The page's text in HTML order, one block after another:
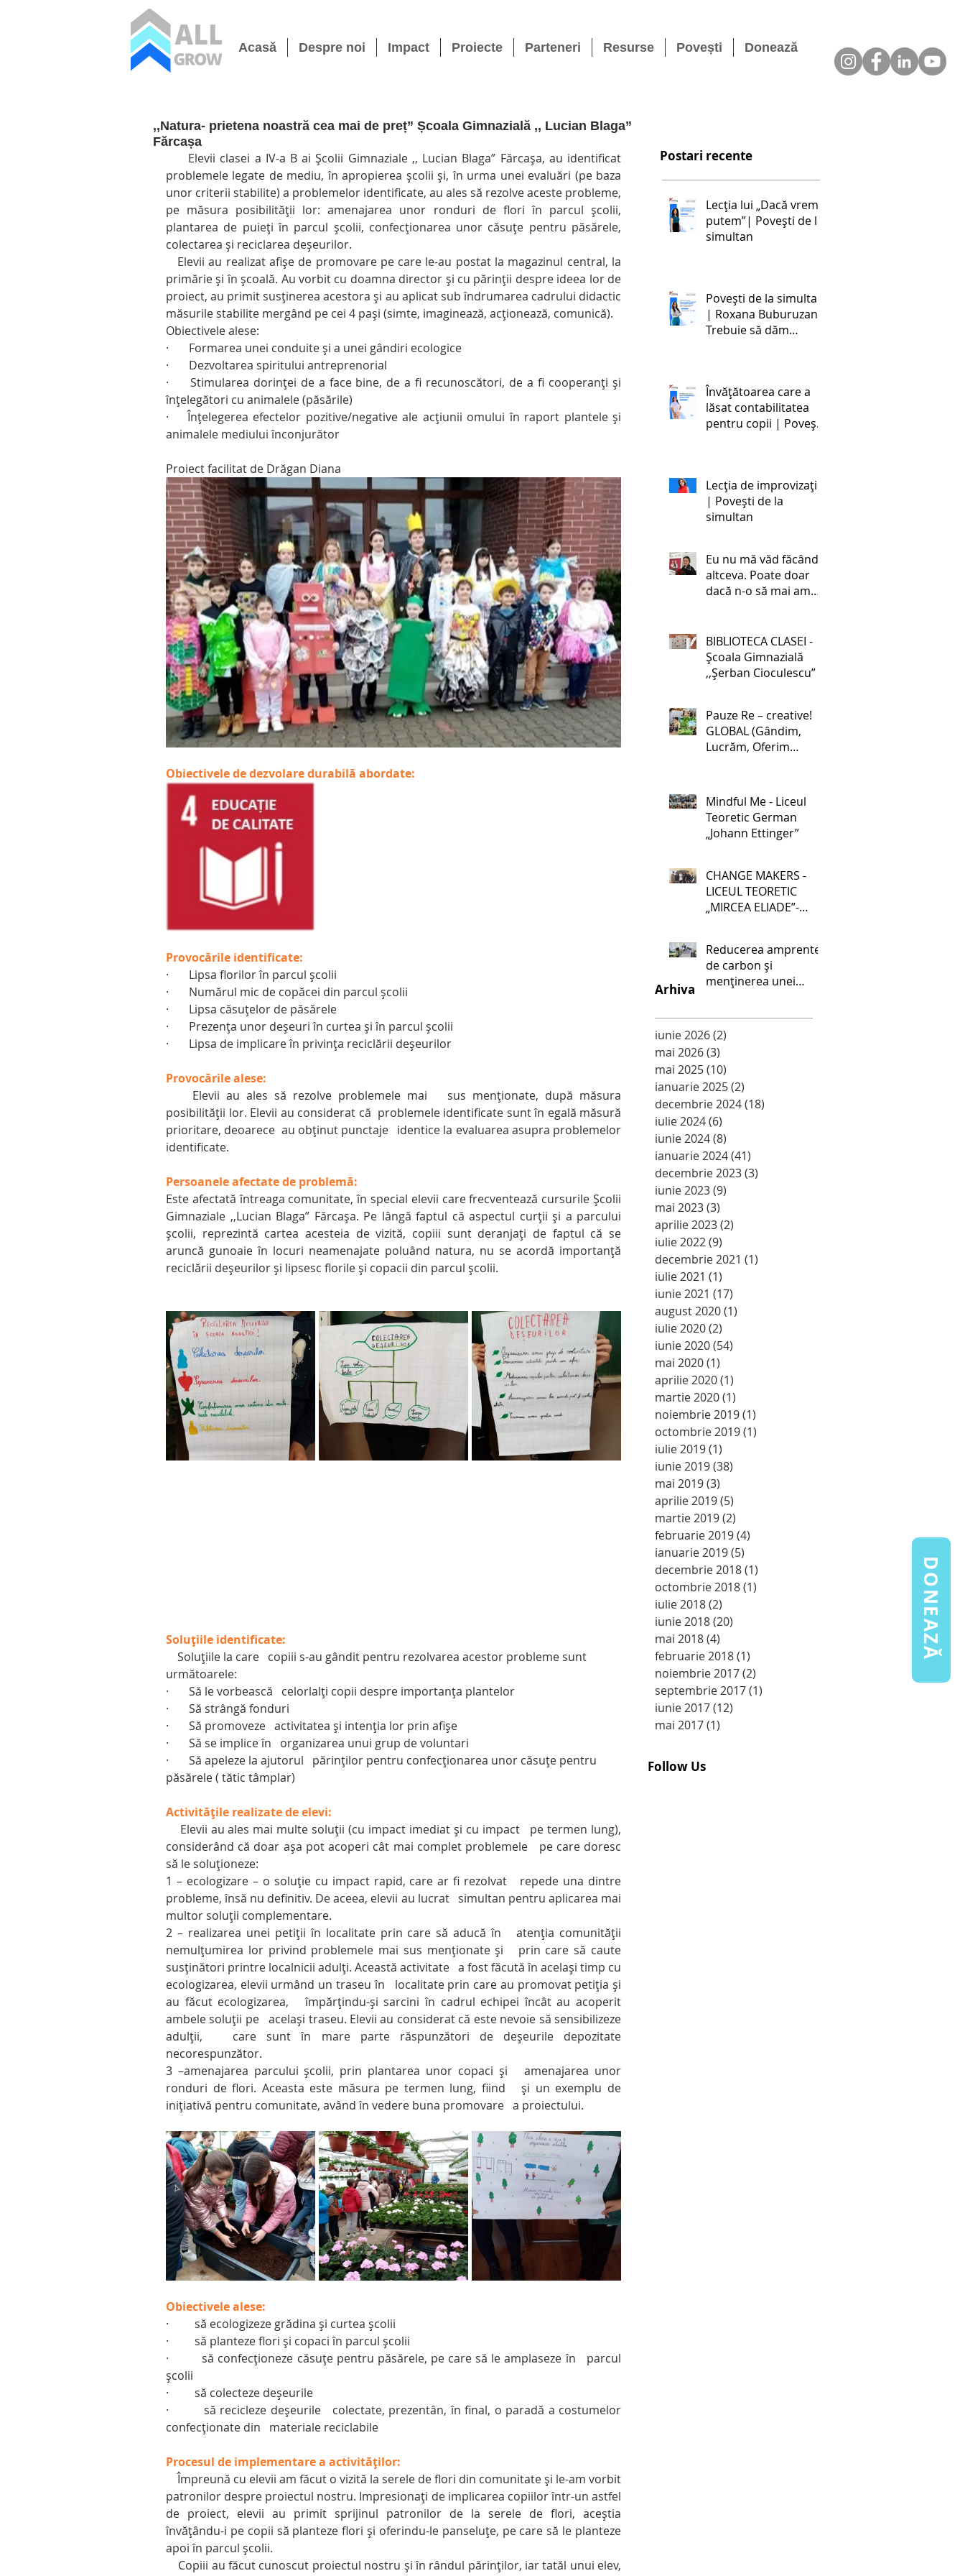
Acasă Despre noi Impact Proiecte Parteneri Resurse Povești Donează
DONEAZĂ
,,Natura- prietena noastră cea mai de preț” Școala Gimnazială ,, Lucian Blaga”
Fărcașa
problemele legate de mediu, în apropierea școlii și, în urma unei evaluări (pe baza
unor criterii stabilite) a problemelor identificate, au ales să rezolve aceste probleme,
pe măsura posibilității lor: amenajarea unor ronduri de flori în parcul școlii,
plantarea de puieți în parcul școlii, confecționarea unor căsuțe pentru păsărele,
colectarea și reciclarea deșeurilor.
primărie și în școală. Au vorbit cu doamna director și cu părinții despre ideea lor de
proiect, au primit susținerea acestora și au aplicat sub îndrumarea cadrului didactic
măsurile stabilite mergând pe cei 4 pași (simte, imaginează, acționează, comunică).
Obiectivele alese:
·       Formarea unei conduite şi a unei gândiri ecologice
·       Dezvoltarea spiritului antreprenorial
·     Stimularea dorinței de a face bine, de a fi recunoscători, de a fi cooperanți și
înțelegători cu animalele (păsările)
·    Înțelegerea efectelor pozitive/negative ale acțiunii omului în raport plantele și
animalele mediului înconjurător
Proiect facilitat de Drăgan Diana
Obiectivele de dezvolare durabilă abordate:
Provocările identificate:
·       Lipsa florilor în parcul școlii
·       Numărul mic de copăcei din parcul școlii
·       Lipsa căsuțelor de păsărele
·       Prezența unor deșeuri în curtea și în parcul școlii
·       Lipsa de implicare în privința reciclării deșeurilor
Provocările alese:
posibilității lor. Elevii au considerat că  problemele identificate sunt în egală măsură
prioritare, deoarece  au obținut punctaje   identice la evaluarea asupra problemelor
identificate.
Persoanele afectate de problemă:
Este afectată întreaga comunitate, în special elevii care frecventează cursurile Școlii
Gimnaziale ,,Lucian Blaga” Fărcașa. Pe lângă faptul că aspectul curții și a parcului
școlii, reprezintă cartea acesteia de vizită, copiii sunt deranjați de faptul că se
aruncă gunoaie în locuri neamenajate poluând natura, nu se acordă importanță
reciclării deșeurilor și lipsesc florile și copacii din parcul școlii.
Soluțiile identificate:
următoarele:
·       Să le vorbească   celorlalți copii despre importanța plantelor
·       Să strângă fonduri
·       Să promoveze   activitatea și intenția lor prin afișe
·       Să se implice în   organizarea unui grup de voluntari
·       Să apeleze la ajutorul   părinților pentru confecționarea unor căsuțe pentru
păsărele ( tătic tâmplar)
Activitățile realizate de elevi:
Elevii au ales mai multe soluții (cu impact imediat și cu impact   pe termen lung),
considerând că doar așa pot acoperi cât mai complet problemele   pe care doresc
să le soluționeze:
1 – ecologizare – o soluție cu impact rapid, care ar fi rezolvat   repede una dintre
probleme, însă nu definitiv. De aceea, elevii au lucrat   simultan pentru aplicarea mai
multor soluții complementare.
2 – realizarea unei petiții în localitate prin care să aducă în   atenția comunității
nemulțumirea lor privind problemele mai sus menționate și   prin care să caute
susținători printre localnicii adulți. Această activitate   a fost făcută în același timp cu
ecologizarea, elevii urmând un traseu în   localitate prin care au promovat petiția și
au făcut ecologizarea,   împărțindu-și sarcini în cadrul echipei încât au acoperit
ambele soluții pe   același traseu. Elevii au considerat că este nevoie să sensibilizeze
adulții,   care sunt în mare parte răspunzători de deșeurile depozitate
necorespunzător.
3 –amenajarea parcului școlii, prin plantarea unor copaci și   amenajarea unor
ronduri de flori. Aceasta este măsura pe termen lung, fiind   și un exemplu de
inițiativă pentru comunitate, având în vedere buna promovare   a proiectului.
Obiectivele alese:
·         să ecologizeze grădina și curtea școlii
·         să planteze flori și copaci în parcul școlii
·         să confecționeze căsuțe pentru păsărele, pe care să le amplaseze în   parcul
școlii
·         să colecteze deșeurile
·         să recicleze deșeurile   colectate, prezentân, în final, o paradă a costumelor
confecționate din   materiale reciclabile
Procesul de implementare a activităților:
    Împreună cu elevii am făcut o vizită la serele de flori din comunitate și le-am vorbit
patronilor despre proiectul nostru. Impresionați de implicarea copiilor într-un astfel
de proiect, elevii au primit sprijinul patronilor de la serele de flori, aceștia
învățându-i pe copii să planteze flori și oferindu-le panseluțe, pe care să le planteze
apoi în parcul școlii.
Postari recente
Lecția lui „Dacă vrem,
putem”| Povești de la
simultan
Povești de la simultan
| Roxana Buburuzan:
Trebuie să dăm
ceea ce este foarte
greu în zilele noastre,
cu toate schimbările.
Învățătoarea care a
lăsat contabilitatea
pentru copii | Povești
Lecția de improvizație
| Povești de la
simultan
Eu nu mă văd făcând
altceva. Poate doar
dacă n-o să mai am
simultan
BIBLIOTECA CLASEI -
Școala Gimnazială
,,Șerban Cioculescu”
Pauze Re – creative!
GLOBAL (Gândim,
Lucrăm, Oferim
pentru schimbare) -
Școala Gimnazială nr.
1 Lehliu-Gară
Mindful Me - Liceul
Teoretic German
„Johann Ettinger”
CHANGE MAKERS -
LICEUL TEORETIC
„MIRCEA ELIADE”-
Reducerea amprentei
de carbon și
menținerea unei
Palanca
Arhiva
iunie 2026(2)
mai 2026(3)
mai 2025(10)
ianuarie 2025(2)
decembrie 2024(18)
iulie 2024(6)
iunie 2024(8)
ianuarie 2024(41)
decembrie 2023(3)
iunie 2023(9)
mai 2023(3)
aprilie 2023(2)
iulie 2022(9)
decembrie 2021 (1)
iulie 2021 (1)
iunie 2021 (17)
august 2020(1)
iulie 2020(2)
iunie 2020(54)
mai 2020(1)
aprilie 2020(1)
martie 2020(1)
noiembrie 2019(1)
octombrie 2019(1)
iulie 2019(1)
iunie 2019(38)
mai 2019(3)
aprilie 2019(5)
martie 2019(2)
februarie 2019(4)
ianuarie 2019(5)
decembrie 2018(1)
octombrie 2018(1)
iulie 2018(2)
iunie 2018(20)
mai 2018(4)
februarie 2018(1)
noiembrie 2017(2)
septembrie 2017(1)
iunie 2017(12)
mai 2017(1)
Follow Us